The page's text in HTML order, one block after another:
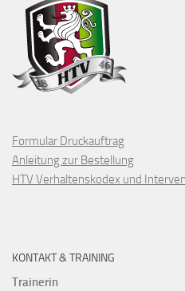
Formular Druckauftrag
Anleitung zur Bestellung
HTV Verhaltenskodex und
KONTAKT & TRAINING
Trainerin